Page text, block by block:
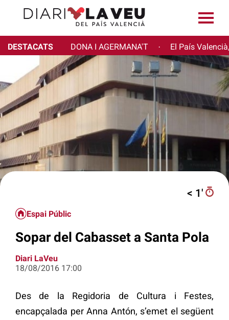
DESTACATS DONA I AGERMANA'T · El País
< 1′
Espai Públic
Sopar del Cabasset a Santa Pola
Diari LaVeu
18/08/2016 17:00
Des de la Regidoria de Cultura i Festes,
encapçalada per Anna Antón, s’emet el següent